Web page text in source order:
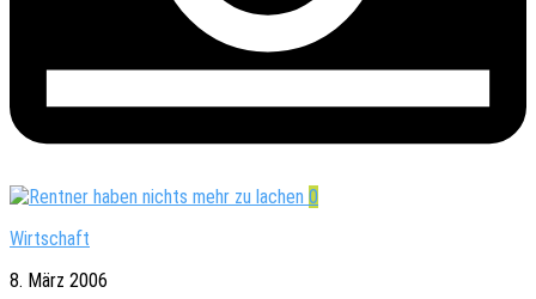
0
Wirtschaft
8. März 2006